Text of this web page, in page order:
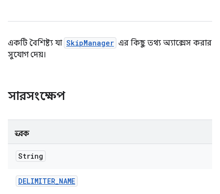
একটি বৈশিষ্ট্য যা SkipManager এর কিছু তথ্য অ্যাক্সেস করার
সুযোগ দেয়।
সারসংক্ষেপ
ধ্রুবক
String
DELIMITER_NAME